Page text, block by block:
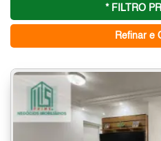
* FILTRO
Refinar e